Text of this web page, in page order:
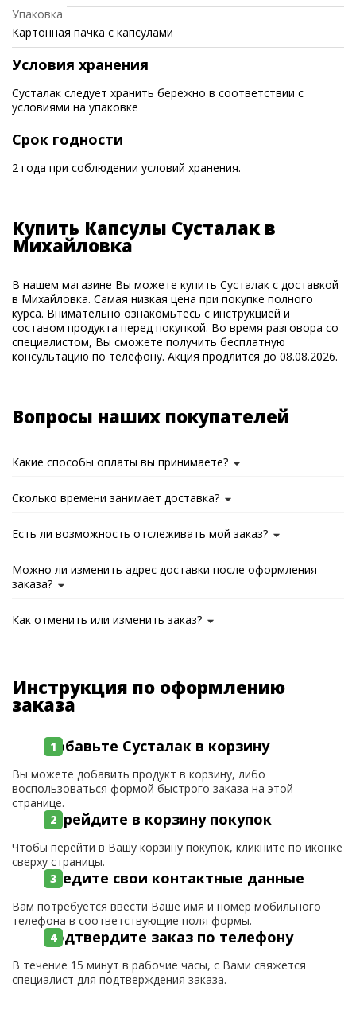
Упаковка
Картонная пачка с капсулами
Условия хранения
Сусталак следует хранить бережно в соответствии с
условиями на упаковке
Срок годности
2 года при соблюдении условий хранения.
Купить Капсулы Сусталак в
Михайловка
В нашем магазине Вы можете купить Сусталак с доставкой
в Михайловка. Самая низкая цена при покупке полного
курса. Внимательно ознакомьтесь с инструкцией и
составом продукта перед покупкой. Во время разговора со
специалистом, Вы сможете получить бесплатную
консультацию по телефону. Акция продлится до 08.08.2026.
Вопросы наших покупателей
Какие способы оплаты вы принимаете?
Сколько времени занимает доставка?
Есть ли возможность отслеживать мой заказ?
Можно ли изменить адрес доставки после оформления
заказа?
Как отменить или изменить заказ?
Инструкция по оформлению
заказа
Добавьте Сусталак в корзину
Вы можете добавить продукт в корзину, либо
воспользоваться формой быстрого заказа на этой
странице.
Перейдите в корзину покупок
Чтобы перейти в Вашу корзину покупок, кликните по иконке
сверху страницы.
Введите свои контактные данные
Вам потребуется ввести Ваше имя и номер мобильного
телефона в соответствующие поля формы.
Подтвердите заказ по телефону
В течение 15 минут в рабочие часы, с Вами свяжется
специалист для подтверждения заказа.